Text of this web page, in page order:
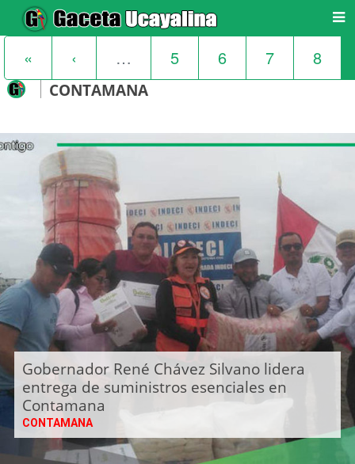
« ‹ … 5 6 7 8
CONTAMANA
Gobernador René Chávez Silvano lidera
entrega de suministros esenciales en
Contamana
CONTAMANA